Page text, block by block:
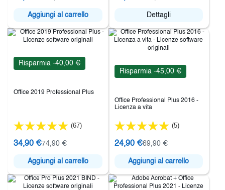
Aggiungi al carrello Dettagli
Risparmia -40,00 €
Office 2019 Professional Plus
(67)
34,90 €74,90 €
Aggiungi al carrello
Risparmia -45,00 €
Office Professional Plus 2016 -
Licenza a vita
(5)
24,90 €69,90 €
Aggiungi al carrello